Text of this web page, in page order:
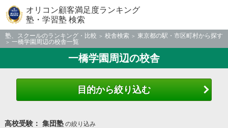
オリコン顧客満足度ランキング
塾・学習塾 検索
塾、スクールのランキング・比較 校舎検索
東京都の駅・市区町村から探す
一橋学園周辺の校舎一覧
一橋学園周辺の校舎
目的から絞り込む
高校受験： 集団塾の絞り込み